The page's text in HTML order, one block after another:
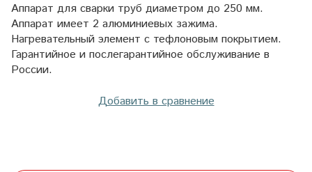
Аппарат для сварки труб диаметром до 250 мм.
Аппарат имеет 2 алюминиевых зажима.
Нагревательный элемент с тефлоновым покрытием.
Гарантийное и послегарантийное обслуживание в
России.
Добавить в сравнение